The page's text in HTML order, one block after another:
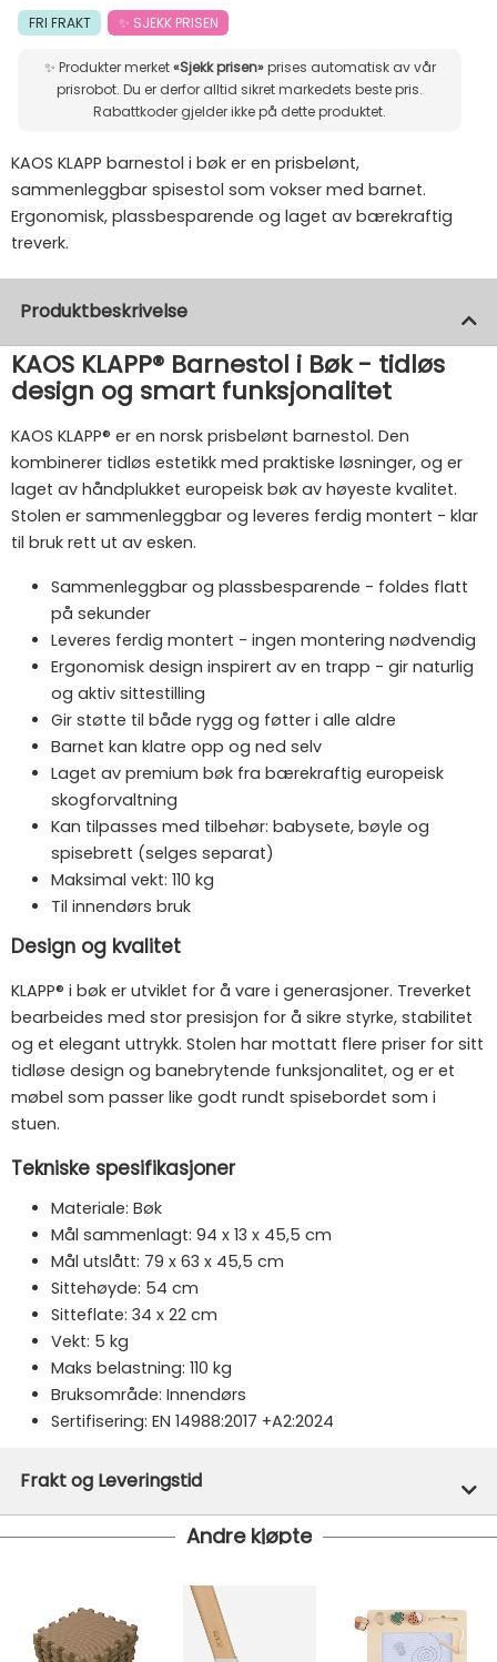
FRI FRAKT ✨ SJEKK PRISEN
✨ Produkter merket«Sjekk prisen»prises automatisk av vår
prisrobot. Du er derfor alltid sikret markedets beste pris.
Rabattkoder gjelder ikke på dette produktet.
KAOS KLAPP barnestol i bøk er en prisbelønt,
sammenleggbar spisestol som vokser med barnet.
Ergonomisk, plassbesparende og laget av bærekraftig
treverk.
Produktbeskrivelse
KAOS KLAPP® Barnestol i Bøk - tidløs
design og smart funksjonalitet
KAOS KLAPP® er en norsk prisbelønt barnestol. Den
kombinerer tidløs estetikk med praktiske løsninger, og er
laget av håndplukket europeisk bøk av høyeste kvalitet.
Stolen er sammenleggbar og leveres ferdig montert - klar
til bruk rett ut av esken.
Sammenleggbar og plassbesparende - foldes flatt
på sekunder
Leveres ferdig montert - ingen montering nødvendig
Ergonomisk design inspirert av en trapp - gir naturlig
og aktiv sittestilling
Gir støtte til både rygg og føtter i alle aldre
Barnet kan klatre opp og ned selv
Laget av premium bøk fra bærekraftig europeisk
skogforvaltning
Kan tilpasses med tilbehør: babysete, bøyle og
spisebrett (selges separat)
Maksimal vekt: 110 kg
Til innendørs bruk
Design og kvalitet
KLAPP® i bøk er utviklet for å vare i generasjoner. Treverket
bearbeides med stor presisjon for å sikre styrke, stabilitet
og et elegant uttrykk. Stolen har mottatt flere priser for sitt
tidløse design og banebrytende funksjonalitet, og er et
møbel som passer like godt rundt spisebordet som i
stuen.
Tekniske spesifikasjoner
Materiale: Bøk
Mål sammenlagt: 94 x 13 x 45,5 cm
Mål utslått: 79 x 63 x 45,5 cm
Sittehøyde: 54 cm
Sitteflate: 34 x 22 cm
Vekt: 5 kg
Maks belastning: 110 kg
Bruksområde: Innendørs
Sertifisering: EN 14988:2017 +A2:2024
Varenummer:49297
Frakt og Leveringstid
Denne varen er ikke lager hos oss, men vil bli bestilt
Gratis frakt!
- Vi har fri frakt på ordre over 1499.- Dette
gjelder standard postpakke.
Andre kjøpte